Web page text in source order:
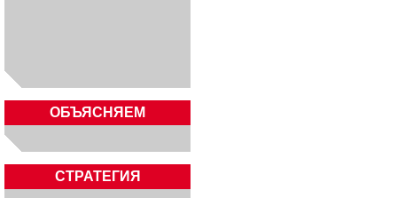
ОБЪЯСНЯЕМ
СТРАТЕГИЯ